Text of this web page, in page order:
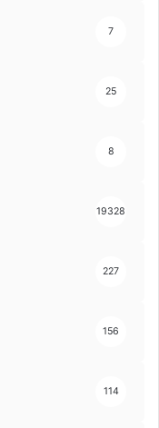
7
25
8
19328
227
156
114